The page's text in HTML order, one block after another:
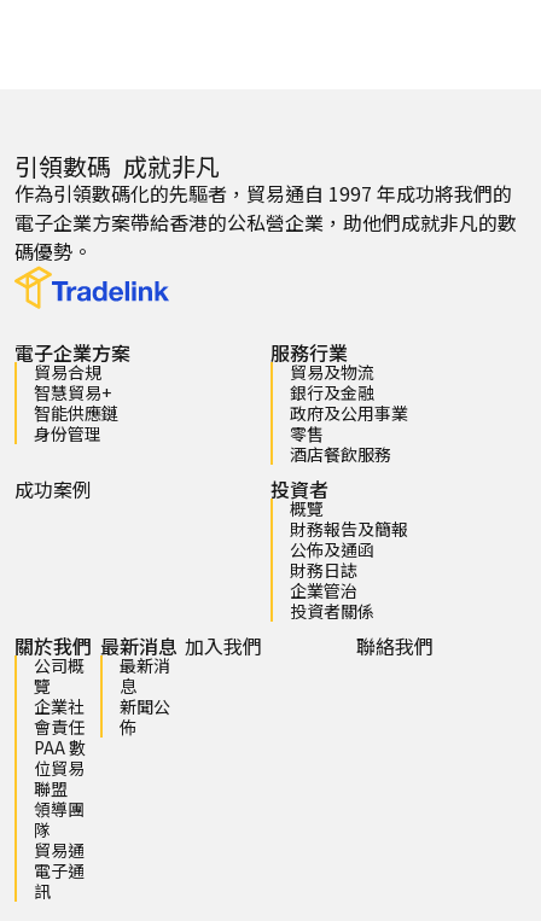
引領數碼 成就非凡
作為引領數碼化的先驅者，貿易通自 1997 年成功將我們的
電子企業方案帶給香港的公私營企業，助他們成就非凡的數
碼優勢。
電子企業方案
貿易合規
智慧貿易+
智能供應鏈
身份管理
服務行業
貿易及物流
銀行及金融
政府及公用事業
零售
酒店餐飲服務
成功案例 投資者
概覽
財務報告及簡報
公佈及通函
財務日誌
企業管治
投資者關係
關於我們
公司概
覽
企業社
會責任
PAA 數
位貿易
聯盟
領導團
隊
貿易通
電子通
訊
最新消息
最新消
息
新聞公
佈
加入我們 聯絡我們